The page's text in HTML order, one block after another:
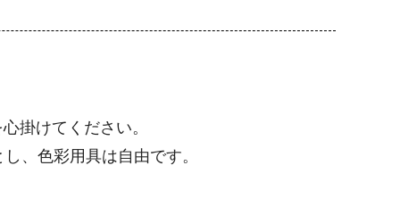
掛けてください。
、色彩用具は自由です。